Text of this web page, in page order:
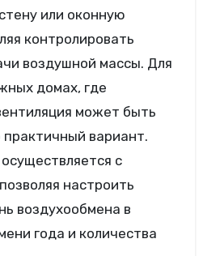
или оконную
контролировать
воздушной массы. Для
домах, где
может быть
вариант.
с
настроить
воздухообмена в
года и количества